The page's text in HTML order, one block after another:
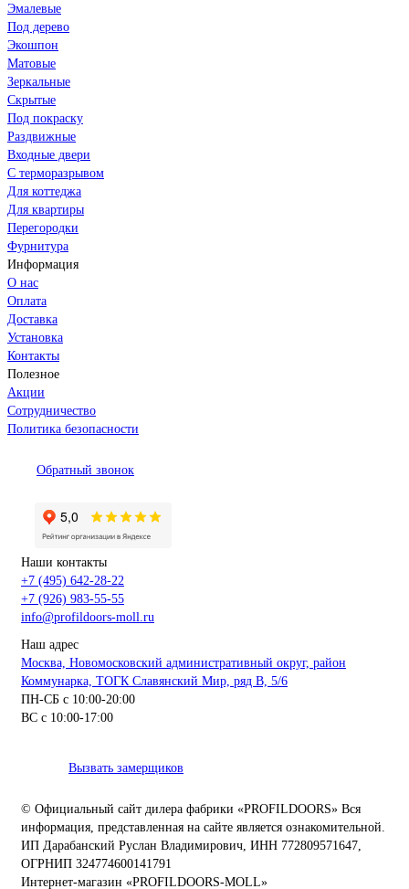
Эмалевые
Под дерево
Экошпон
Матовые
Зеркальные
Скрытые
Под покраску
Раздвижные
Входные двери
С терморазрывом
Для коттеджа
Для квартиры
Перегородки
Фурнитура
Информация
О нас
Оплата
Доставка
Установка
Контакты
Полезное
Акции
Сотрудничество
Политика безопасности
Обратный звонок
Наши контакты
+7 (495) 642-28-22
+7 (926) 983-55-55
info@profildoors-moll.ru
Наш адрес
Москва, Новомосковский административный округ, район
Коммунарка, ТОГК Славянский Мир, ряд В, 5/6
ПН-СБ с 10:00-20:00
ВС с 10:00-17:00
Вызвать замерщиков
© Официальный сайт дилера фабрики «PROFILDOORS» Вся
информация, представленная на сайте является ознакомительной.
ИП Дарабанский Руслан Владимирович, ИНН 772809571647,
ОГРНИП 324774600141791
Интернет-магазин «PROFILDOORS-MOLL»